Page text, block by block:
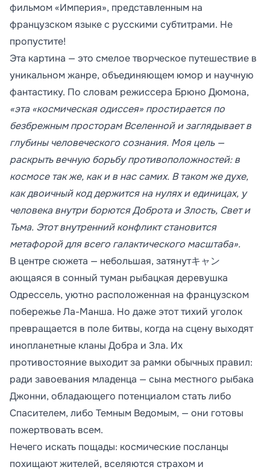
фильмом «Империя», представленным на
французском языке с русскими субтитрами. Не
пропустите!
Эта картина — это смелое творческое путешествие в
уникальном жанре, объединяющем юмор и научную
фантастику. По словам режиссера Брюно Дюмона,
«эта «космическая одиссея» простирается по
безбрежным просторам Вселенной и заглядывает в
глубины человеческого сознания. Моя цель —
раскрыть вечную борьбу противоположностей: в
космосе так же, как и в нас самих. В таком же духе,
как двоичный код держится на нулях и единицах, у
человека внутри борются Доброта и Злость, Свет и
Тьма. Этот внутренний конфликт становится
метафорой для всего галактического масштаба».
В центре сюжета — небольшая, затянутキャン
ающаяся в сонный туман рыбацкая деревушка
Одрессель, уютно расположенная на французском
побережье Ла-Манша. Но даже этот тихий уголок
превращается в поле битвы, когда на сцену выходят
инопланетные кланы Добра и Зла. Их
противостояние выходит за рамки обычных правил:
ради завоевания младенца — сына местного рыбака
Джонни, обладающего потенциалом стать либо
Спасителем, либо Темным Ведомым, — они готовы
пожертвовать всем.
Нечего искать пощады: космические посланцы
похищают жителей, вселяются страхом и